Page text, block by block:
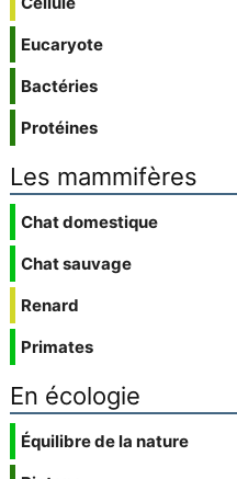
Eucaryote
Bactéries
Protéines
Les mammifères
Chat domestique
Chat sauvage
Renard
Primates
En écologie
Équilibre de la nature